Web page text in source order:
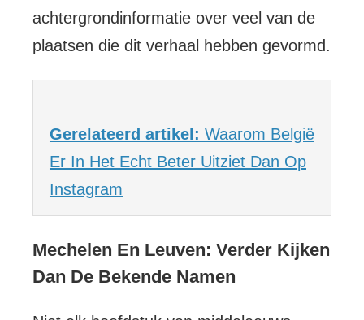
achtergrondinformatie over veel van de
plaatsen die dit verhaal hebben gevormd.
Gerelateerd artikel: Waarom België
Er In Het Echt Beter Uitziet Dan Op
Instagram
Mechelen En Leuven: Verder Kijken
Dan De Bekende Namen